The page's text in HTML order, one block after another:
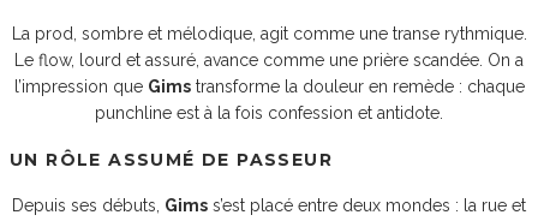
La prod, sombre et mélodique, agit comme une transe rythmique.
Le flow, lourd et assuré, avance comme une prière scandée. On a
l’impression que Gimstransforme la douleur en remède : chaque
punchline est à la fois confession et antidote.
UN RÔLE ASSUMÉ DE PASSEUR
Depuis ses débuts, Gims s’est placé entre deux mondes : la rue et